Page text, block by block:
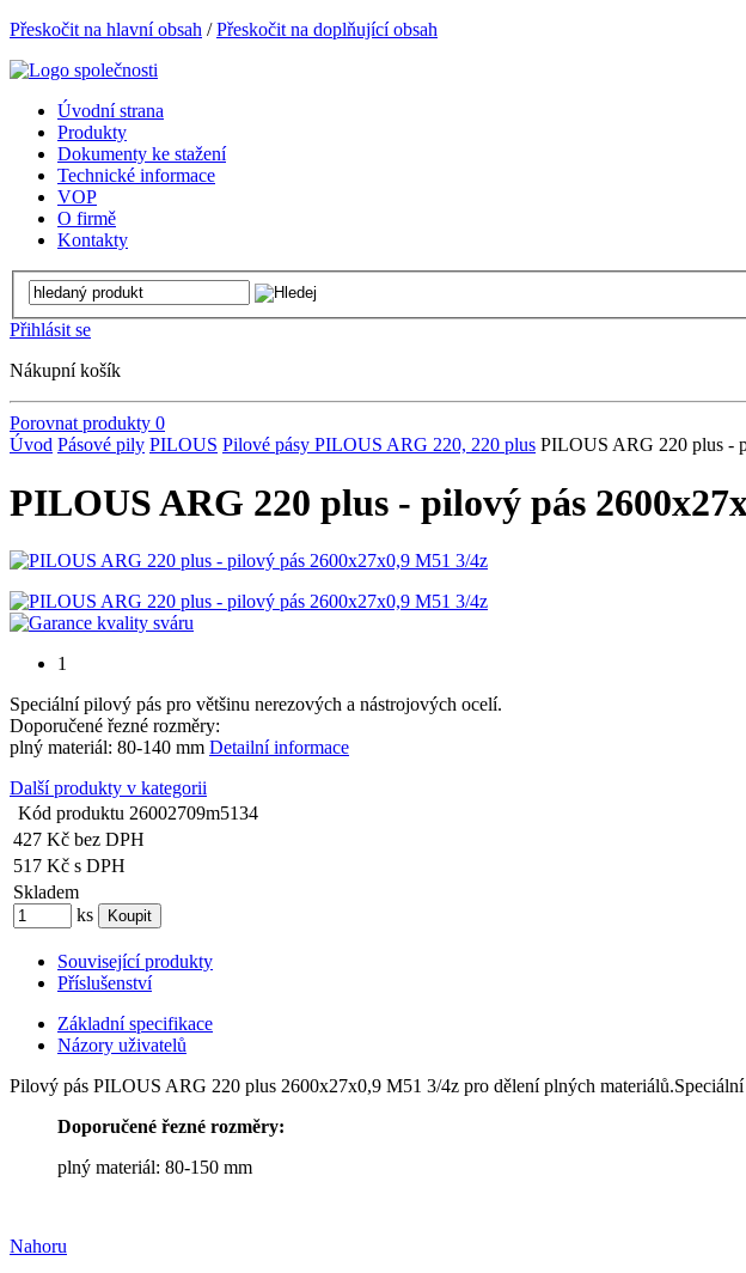
Přeskočit na hlavní obsah /Přeskočit na doplňující obsah
Úvodní strana
Produkty
Dokumenty ke stažení
Technické informace
VOP
O firmě
Kontakty
Přihlásit se
Nákupní košík
Porovnat produkty 0
Úvod Pásové pily PILOUS Pilové pásy PILOUS ARG 220, 220 plus PILOUS ARG 220 plus -
PILOUS ARG 220 plus - pilový pás
1
Speciální pilový pás pro většinu nerezových a nástrojových ocelí.
Doporučené řezné rozměry:
plný materiál: 80-140 mm Detailní informace
Další produkty v kategorii
Kód produktu 26002709m5134
427 Kč bez DPH
517 Kč s DPH
Skladem
ks
Související produkty
Příslušenství
Základní specifikace
Názory uživatelů
Pilový pás PILOUS ARG 220 plus 2600x27x0,9 M51 3/4z pro dělení plných
Doporučené řezné rozměry:
plný materiál: 80-150 mm
Nahoru